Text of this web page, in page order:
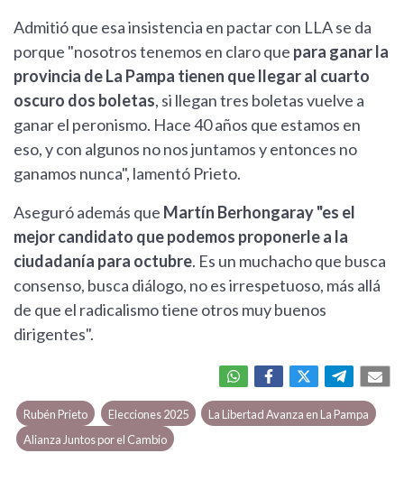
Admitió que esa insistencia en pactar con LLA se da
porque "nosotros tenemos en claro que para ganar la
provincia de La Pampa tienen que llegar al cuarto
oscuro dos boletas, si llegan tres boletas vuelve a
ganar el peronismo. Hace 40 años que estamos en
eso, y con algunos no nos juntamos y entonces no
ganamos nunca", lamentó Prieto.
Aseguró además que Martín Berhongaray "es el
mejor candidato que podemos proponerle a la
ciudadanía para octubre. Es un muchacho que busca
consenso, busca diálogo, no es irrespetuoso, más allá
de que el radicalismo tiene otros muy buenos
dirigentes".
Rubén Prieto Elecciones 2025
La Libertad Avanza en La Pampa
Alianza Juntos por el Cambio